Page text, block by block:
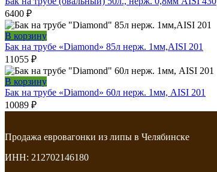
6400 ₽
В корзину
Бак на трубе «Diamond» 85л нерж. 1мм,AISI 201
11055 ₽
В корзину
Бак на трубе «Diamond» 60л нерж. 1мм, AISI 201
10089 ₽
Продажа евровагонки из липы в Челябинске
ИНН: 212702146180